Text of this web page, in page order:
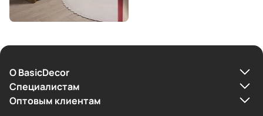
О BasicDecor
Cпециалистам
Оптовым клиентам